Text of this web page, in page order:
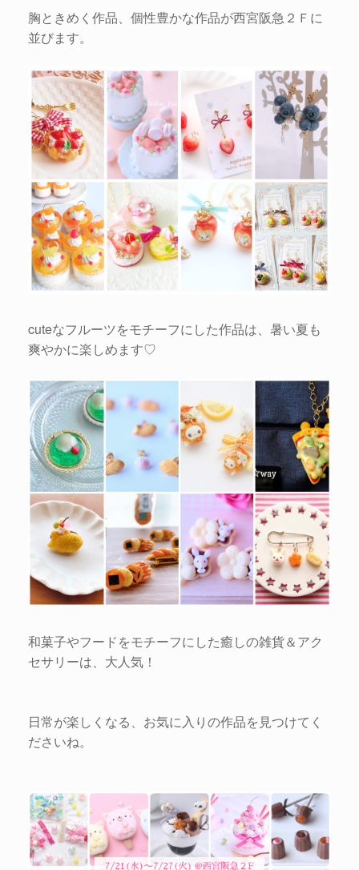
胸ときめく作品、個性豊かな作品が西宮阪急２Ｆに
並びます。
cuteなフルーツをモチーフにした作品は、暑い夏も
爽やかに楽しめます♡
和菓子やフードをモチーフにした癒しの雑貨＆アク
セサリーは、大人気！
日常が楽しくなる、お気に入りの作品を見つけてく
ださいね。